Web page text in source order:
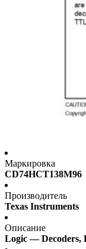
Маркировка
CD74HCT138M96
Производитель
Texas Instruments
Описание
Logic — Decoders,